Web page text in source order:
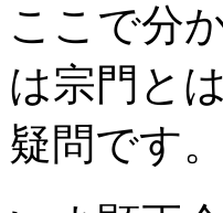
ここで分
は宗門と
疑問です。